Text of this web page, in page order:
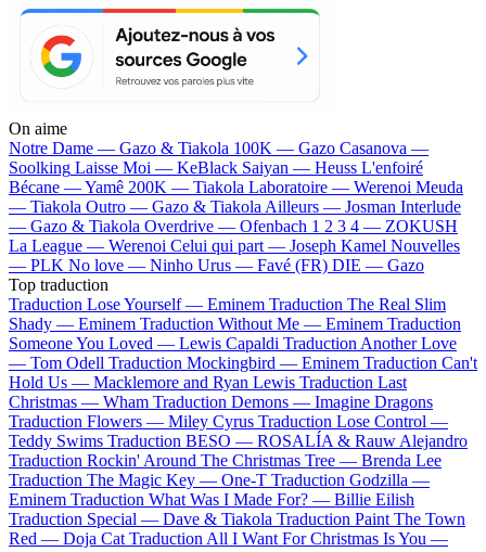
On aime
Notre Dame — Gazo & Tiakola 100K — Gazo Casanova —
Soolking Laisse Moi — KeBlack Saiyan — Heuss L'enfoiré
Bécane —Yamê 200K — Tiakola Laboratoire — Werenoi Meuda
— Tiakola Outro — Gazo & Tiakola Ailleurs — Josman Interlude
— Gazo & Tiakola Overdrive — Ofenbach 1 2 3 4 — ZOKUSH
La League — Werenoi Celui qui part — Joseph Kamel Nouvelles
— PLK No love — Ninho Urus — Favé (FR) DIE — Gazo
Top traduction
Traduction Lose Yourself — Eminem Traduction The Real Slim
Shady — Eminem Traduction Without Me — Eminem Traduction
Someone You Loved — Lewis Capaldi Traduction Another Love
— Tom Odell Traduction Mockingbird — Eminem Traduction Can't
Hold Us — Macklemore and Ryan Lewis Traduction Last
Christmas — Wham Traduction Demons — Imagine Dragons
Traduction Flowers — Miley Cyrus Traduction Lose Control —
Teddy Swims Traduction BESO — ROSALÍA & Rauw Alejandro
Traduction Rockin' Around The Christmas Tree — Brenda Lee
Traduction The Magic Key — One-T Traduction Godzilla —
Eminem Traduction What Was I Made For? — Billie Eilish
Traduction Special — Dave & Tiakola Traduction Paint The Town
Red — Doja Cat Traduction All I Want For Christmas Is You —